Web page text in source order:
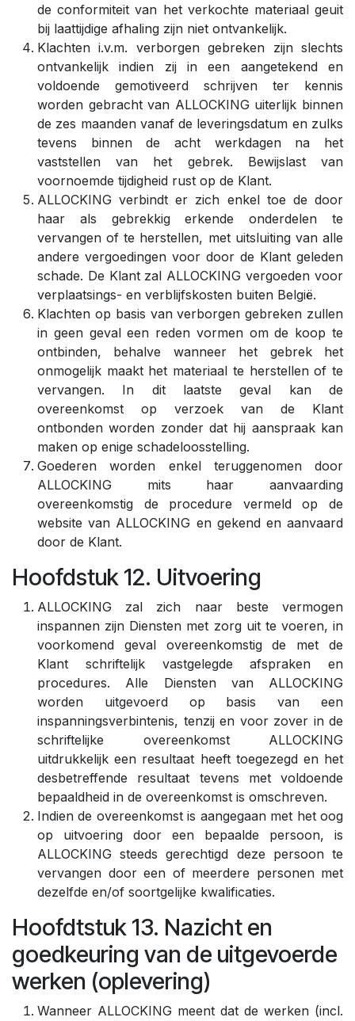
de conformiteit van het verkochte materiaal geuit
bij laattijdige afhaling zijn niet ontvankelijk.
Klachten i.v.m. verborgen gebreken zijn slechts
ontvankelijk indien zij in een aangetekend en
voldoende gemotiveerd schrijven ter kennis
worden gebracht van ALLOCKING uiterlijk binnen
de zes maanden vanaf de leveringsdatum en zulks
tevens binnen de acht werkdagen na het
vaststellen van het gebrek. Bewijslast van
voornoemde tijdigheid rust op de Klant.
ALLOCKING verbindt er zich enkel toe de door
haar als gebrekkig erkende onderdelen te
vervangen of te herstellen, met uitsluiting van alle
andere vergoedingen voor door de Klant geleden
schade. De Klant zal ALLOCKING vergoeden voor
verplaatsings- en verblijfskosten buiten België.
Klachten op basis van verborgen gebreken zullen
in geen geval een reden vormen om de koop te
ontbinden, behalve wanneer het gebrek het
onmogelijk maakt het materiaal te herstellen of te
vervangen. In dit laatste geval kan de
overeenkomst op verzoek van de Klant
ontbonden worden zonder dat hij aanspraak kan
maken op enige schadeloosstelling.
Goederen worden enkel teruggenomen door
ALLOCKING mits haar aanvaarding
overeenkomstig de procedure vermeld op de
website van ALLOCKING en gekend en aanvaard
door de Klant.
Hoofdstuk 12. Uitvoering
ALLOCKING zal zich naar beste vermogen
inspannen zijn Diensten met zorg uit te voeren, in
voorkomend geval overeenkomstig de met de
Klant schriftelijk vastgelegde afspraken en
procedures. Alle Diensten van ALLOCKING
worden uitgevoerd op basis van een
inspanningsverbintenis, tenzij en voor zover in de
schriftelijke overeenkomst ALLOCKING
uitdrukkelijk een resultaat heeft toegezegd en het
desbetreffende resultaat tevens met voldoende
bepaaldheid in de overeenkomst is omschreven.
Indien de overeenkomst is aangegaan met het oog
op uitvoering door een bepaalde persoon, is
ALLOCKING steeds gerechtigd deze persoon te
vervangen door een of meerdere personen met
dezelfde en/of soortgelijke kwalificaties.
Hoofdtstuk 13. Nazicht en
goedkeuring van de uitgevoerde
werken (oplevering)
Wanneer ALLOCKING meent dat de werken (incl.